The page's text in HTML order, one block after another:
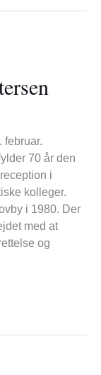
februar.
70 år den
i
kolleger.
i 1980. Der
med at
og